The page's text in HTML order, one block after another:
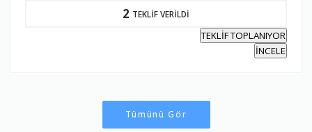
2 TEKLİF VERİLDİ
TEKLİF TOPLANIYOR
İNCELE
Tümünü Gör